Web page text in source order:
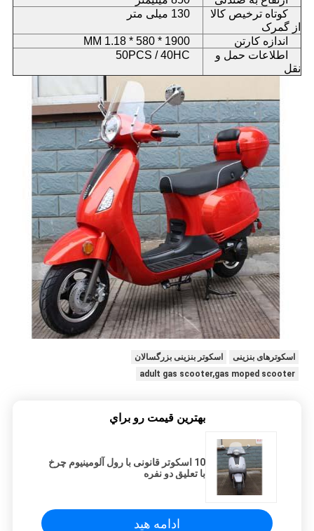
کوتاه ترخیص کالا
از گمرک
130 میلی متر
اندازه کارتن
1900 * 580 * 1.18 MM
اطلاعات حمل و
نقل
50PCS / 40HC
اسکوترهای بنزینی
اسکوتر بنزینی بزرگسالان
adult gas scooter,gas moped scooter
بهترين قيمت رو براي
10 اسکوتر قانونی با رول آلومینیوم چرخ
با تعلیق دو نفره
ادامه هید